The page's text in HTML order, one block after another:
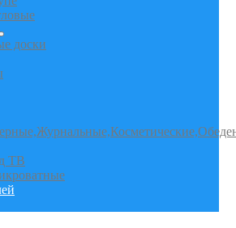
доски
ТВ